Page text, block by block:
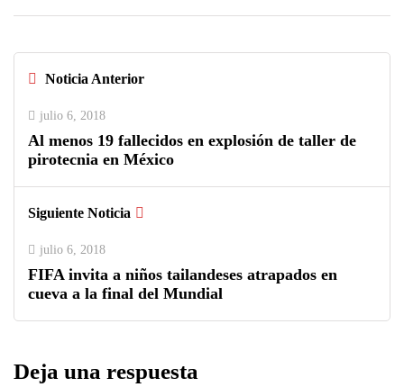
Noticia Anterior
julio 6, 2018
Al menos 19 fallecidos en explosión de taller de
pirotecnia en México
Siguiente Noticia
julio 6, 2018
FIFA invita a niños tailandeses atrapados en
cueva a la final del Mundial
Deja una respuesta